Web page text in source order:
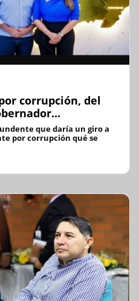
corrupción, del
que daría un giro a
por corrupción qué se